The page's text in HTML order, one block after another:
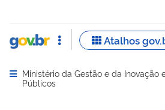
Abrir menu principal de navegação
Ministério da Gestão e da Inovação
Públicos